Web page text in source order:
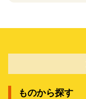
ものから探す